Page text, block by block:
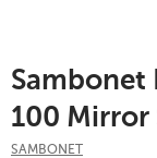
Sambonet
100 Mirror
SAMBONET